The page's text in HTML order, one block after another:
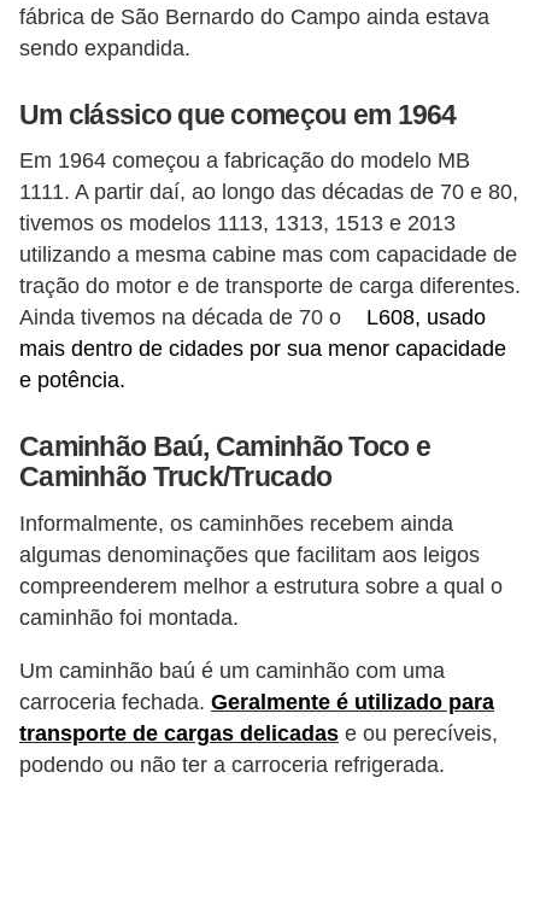
fábrica de São Bernardo do Campo ainda estava
sendo expandida.
Um clássico que começou em 1964
Em 1964 começou a fabricação do modelo MB
1111. A partir daí, ao longo das décadas de 70 e 80,
tivemos os modelos 1113, 1313, 1513 e 2013
utilizando a mesma cabine mas com capacidade de
tração do motor e de transporte de carga diferentes.
Ainda tivemos na década de 70 o
L608, usado
mais dentro de cidades por sua menor capacidade
e potência.
Caminhão Baú, Caminhão Toco e
Caminhão Truck/Trucado
Informalmente, os caminhões recebem ainda
algumas denominações que facilitam aos leigos
compreenderem melhor a estrutura sobre a qual o
caminhão foi montada.
Um caminhão baú é um caminhão com uma
carroceria fechada. Geralmente é utilizado para
transporte de cargas delicadas e ou perecíveis,
podendo ou não ter a carroceria refrigerada.
o
o
e
r
s
R
e
c
a
l
e
a
n
u
e
ç